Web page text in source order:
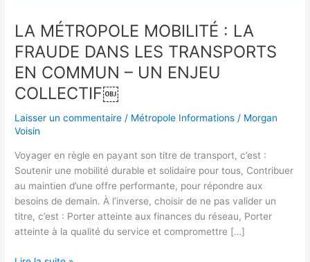
LA MÉTROPOLE MOBILITÉ : LA
FRAUDE DANS LES TRANSPORTS
EN COMMUN – UN ENJEU
COLLECTIF￼
Laisser un commentaire / Métropole Informations / Morgan
Voisin
Voyager en règle en payant son titre de transport, c’est :
Soutenir une mobilité durable et solidaire pour tous, Contribuer
au maintien d’une offre performante, pour répondre aux
besoins de demain. À l’inverse, choisir de ne pas valider un
titre, c’est : Porter atteinte aux finances du réseau, Porter
atteinte à la qualité du service et compromettre […]